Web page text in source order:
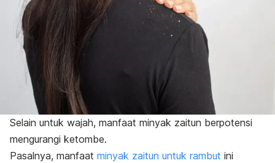
Selain untuk wajah, manfaat minyak zaitun berpotensi
mengurangi ketombe.
Pasalnya, manfaat minyak zaitun untuk rambut ini